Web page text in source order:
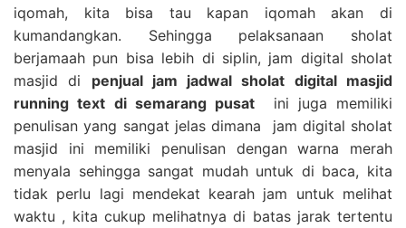
iqomah, kita bisa tau kapan iqomah akan di
kumandangkan. Sehingga pelaksanaan sholat
berjamaah pun bisa lebih di siplin, jam digital sholat
masjid di penjual jam jadwal sholat digital masjid
running text di semarang pusat ini juga memiliki
penulisan yang sangat jelas dimana jam digital sholat
masjid ini memiliki penulisan dengan warna merah
menyala sehingga sangat mudah untuk di baca, kita
tidak perlu lagi mendekat kearah jam untuk melihat
waktu , kita cukup melihatnya di batas jarak tertentu